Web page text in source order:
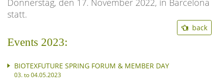
statt.
back
Events 2023:
BIOTEXFUTURE SPRING FORUM & MEMBER DAY
03. to 04.05.2023